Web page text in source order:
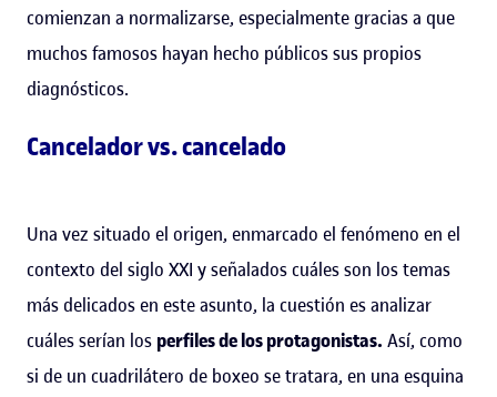
comienzan a normalizarse, especialmente gracias a que
muchos famosos hayan hecho públicos sus propios
diagnósticos.
Cancelador vs. cancelado
Una vez situado el origen, enmarcado el fenómeno en el
contexto del siglo XXI y señalados cuáles son los temas
más delicados en este asunto, la cuestión es analizar
cuáles serían los perfiles de los protagonistas. Así, como
si de un cuadrilátero de boxeo se tratara, en una esquina